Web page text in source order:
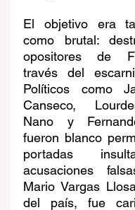
El objetivo era
como brutal:
opositores de
través del
Políticos como
Canseco,
Nano y
fueron blanco
portadas
acusaciones
Mario Vargas
del país, fue